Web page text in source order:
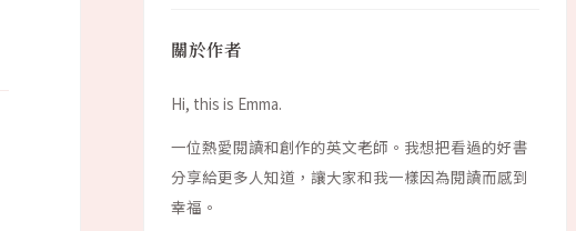
關於作者
Hi, this is Emma.
一位熱愛閱讀和創作的英文老師。我想把看過的好書
分享給更多人知道，讓大家和我一樣因為閱讀而感到
幸福。